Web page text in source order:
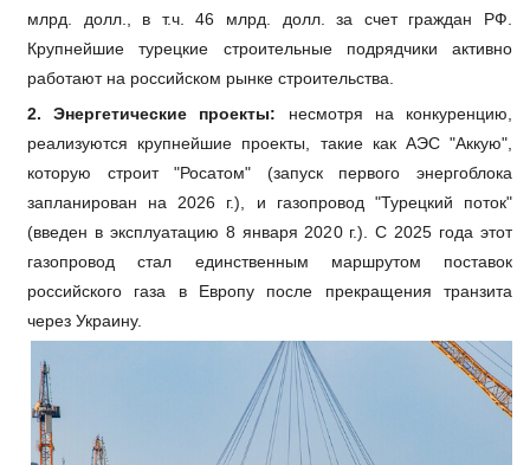
млрд. долл., в т.ч. 46 млрд. долл. за счет граждан РФ.
Крупнейшие турецкие строительные подрядчики активно
работают на российском рынке строительства.
2. Энергетические проекты: несмотря на конкуренцию,
реализуются крупнейшие проекты, такие как АЭС "Аккую",
которую строит "Росатом" (запуск первого энергоблока
запланирован на 2026 г.), и газопровод "Турецкий поток"
(введен в эксплуатацию 8 января 2020 г.). С 2025 года этот
газопровод стал единственным маршрутом поставок
российского газа в Европу после прекращения транзита
через Украину.